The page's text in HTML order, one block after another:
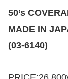
50’s
MADE IN
(03-6140)